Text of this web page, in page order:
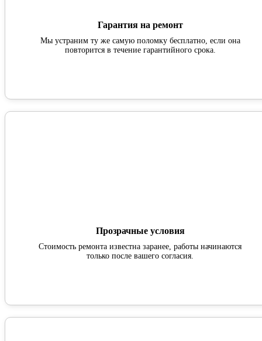
Гарантия на ремонт
Мы устраним ту же самую поломку бесплатно, если она
повторится в течение гарантийного срока.
Прозрачные условия
Стоимость ремонта известна заранее, работы начинаются
только после вашего согласия.